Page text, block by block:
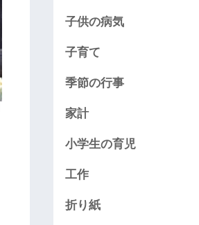
子供の病気
子育て
季節の行事
家計
小学生の育児
工作
折り紙